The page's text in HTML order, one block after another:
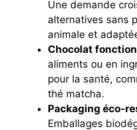
Une demande
alternatives sans
animale et
Chocolat
aliments ou en
pour la santé,
thé matcha.
Packaging éco-
Emballages